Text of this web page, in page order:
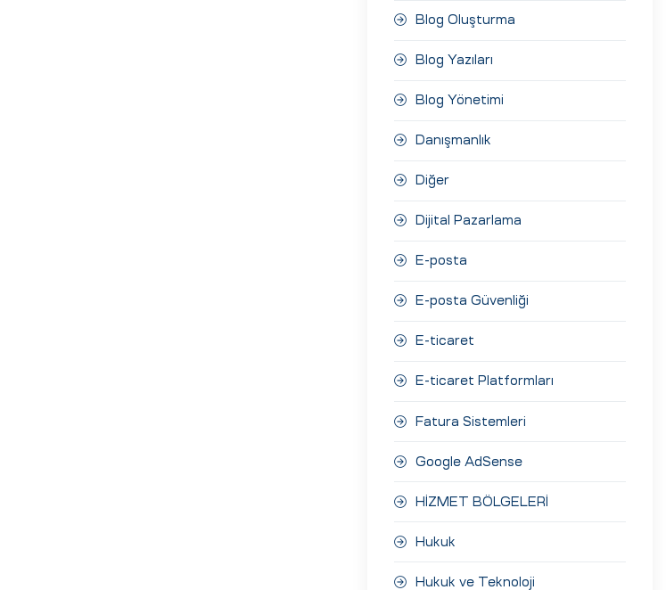
Blog Oluşturma
Blog Yazıları
Blog Yönetimi
Danışmanlık
Diğer
Dijital Pazarlama
E-posta
E-posta Güvenliği
E-ticaret
E-ticaret Platformları
Fatura Sistemleri
Google AdSense
HİZMET BÖLGELERİ
Hukuk
Hukuk ve Teknoloji